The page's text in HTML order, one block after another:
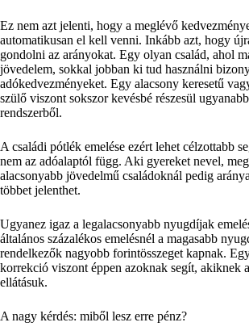
Ez nem azt jelenti, hogy a meglévő
automatikusan el kell venni. Inkább azt, hogy
gondolni az arányokat. Egy olyan család, ahol
jövedelem, sokkal jobban ki tud használni
adókedvezményeket. Egy alacsony keresetű
szülő viszont sokszor kevésbé részesül
rendszerből.
A családi pótlék emelése ezért lehet célzottabb
nem az adóalaptól függ. Aki gyereket nevel,
alacsonyabb jövedelmű családoknál pedig
többet jelenthet.
Ugyanez igaz a legalacsonyabb nyugdíjak
általános százalékos emelésnél a magasabb
rendelkezők nagyobb forintösszeget kapnak.
korrekció viszont éppen azoknak segít, akiknek
ellátásuk.
A nagy kérdés: miből lesz erre pénz?